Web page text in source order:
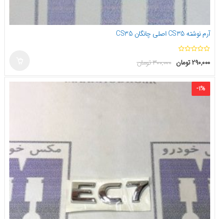
آرم نوشته CS35 اصلی چانگان CS35
۳۰۰,۰۰۰تومان ۲۹۰,۰۰۰تومان
-۱%